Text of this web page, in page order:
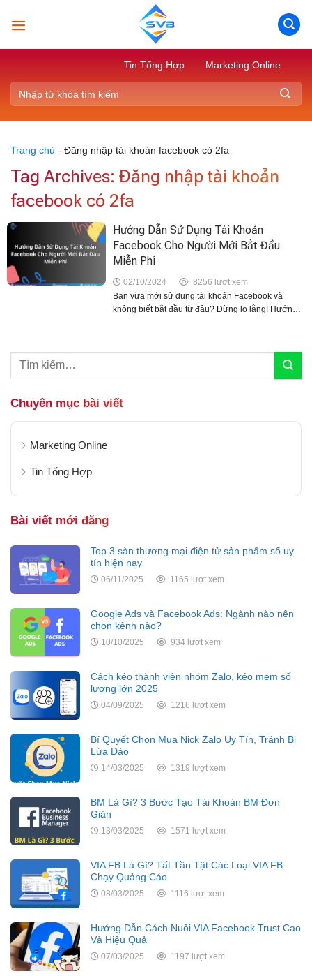
Tin Tổng Hợp Marketing Online
Trang chủ - Đăng nhập tài khoản facebook có 2fa
Tag Archives: Đăng nhập tài khoản
facebook có 2fa
Hướng Dẫn Sử Dụng Tài Khoản
Facebook Cho Người Mới Bắt Đầu
Miễn Phí
02/10/2024
8256 lượt xem
Bạn vừa mới sử dụng tài khoản Facebook và
không biết bắt đầu từ đâu? Đừng lo lắng! Hướng
Chuyên mục bài viết
Marketing Online
Tin Tổng Hợp
Bài viết mới đăng
Top 3 sàn thương mại điện tử sản phẩm số uy
tín hiện nay
06/11/2025 1165 lượt xem
Google Ads và Facebook Ads: Ngành nào nên
chọn kênh nào?
10/10/2025 934 lượt xem
Cách kéo thành viên nhóm Zalo, kéo mem số
lượng lớn 2025
04/09/2025 1216 lượt xem
Bí Quyết Chọn Mua Nick Zalo Uy Tín, Tránh Bị
Lừa Đảo
14/03/2025 1319 lượt xem
BM Là Gì? 3 Bước Tạo Tài Khoản BM Đơn
Giản
13/03/2025 1571 lượt xem
VIA FB Là Gì? Tất Tần Tật Các Loại VIA FB
Chạy Quảng Cáo
08/03/2025 1116 lượt xem
Hướng Dẫn Cách Nuôi VIA Facebook Trust Cao
Và Hiệu Quả
07/03/2025 1197 lượt xem